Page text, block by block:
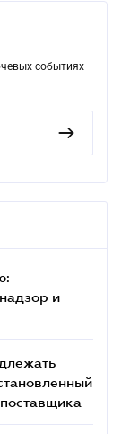
событиях
и